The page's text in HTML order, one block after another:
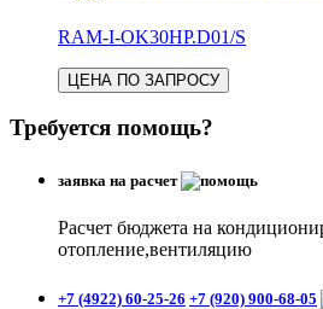
RAM-I-OK30HP.D01/S
ЦЕНА ПО ЗАПРОСУ
Требуется помощь?
заявка на расчет
Расчет бюджета на
отопление,вентиляцию
+7 (4922) 60-25-26 +7 (920) 900-68-05